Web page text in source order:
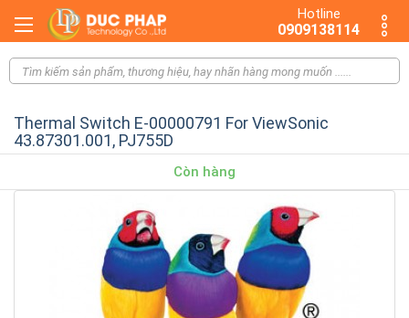
Hotline
0909138114
Thermal Switch E-00000791 For ViewSonic
43.87301.001, PJ755D
Còn hàng